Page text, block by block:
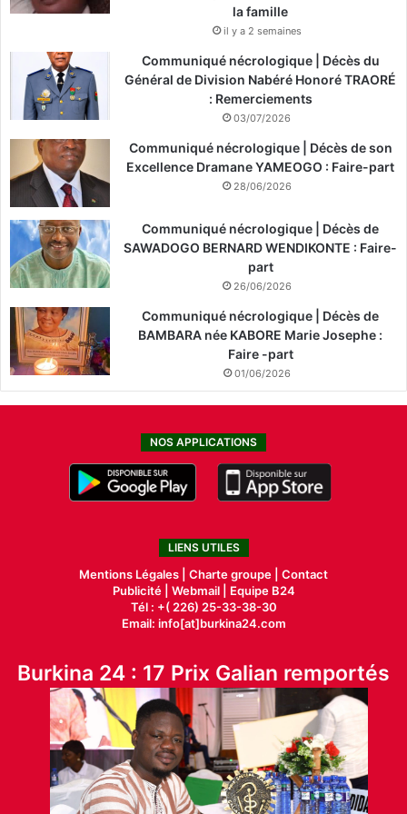
la famille
il y a 2 semaines
Communiqué nécrologique | Décès du
Général de Division Nabéré Honoré TRAORÉ
: Remerciements
03/07/2026
Communiqué nécrologique | Décès de son
Excellence Dramane YAMEOGO : Faire-part
28/06/2026
Communiqué nécrologique | Décès de
SAWADOGO BERNARD WENDIKONTE : Faire-
part
26/06/2026
Communiqué nécrologique | Décès de
BAMBARA née KABORE Marie Josephe :
Faire -part
01/06/2026
NOS APPLICATIONS
LIENS UTILES
Mentions Légales | Charte groupe | Contact
Publicité| Webmail |
Equipe B24
Tél : +( 226) 25-33-38-30
Email: info[at]burkina24.com
Burkina 24 : 17 Prix Galian remportés